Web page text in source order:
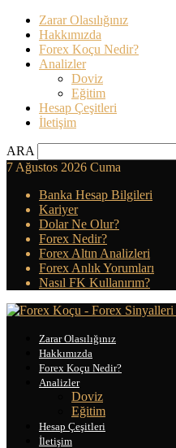
Zarar Olasılığınız
Hakkımızda
Forex Koçu Nedir?
Analizler
Doviz
Eğitim
Hesap Çeşitleri
İletişim
ARA
7 Ağustos 2026 Cuma
Banka Hesap Bilgileri
Kariyer
Dolar Ne Olur?
Forex Nedir?
Forex Altın Analizleri
Forex Anlık Yorumları
Nasıl FK Kullanırım?
Zarar Olasılığınız
Hakkımızda
Forex Koçu Nedir?
Analizler
Doviz
Eğitim
Hesap Çeşitleri
İletişim